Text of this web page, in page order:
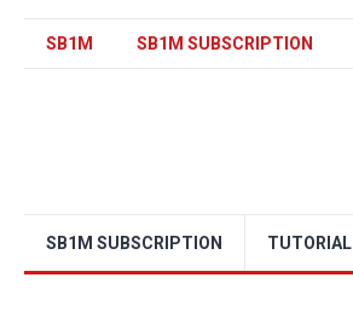
SB1M SB1M SUBSCRIPTION
SB1M SUBSCRIPTION TUTORIAL